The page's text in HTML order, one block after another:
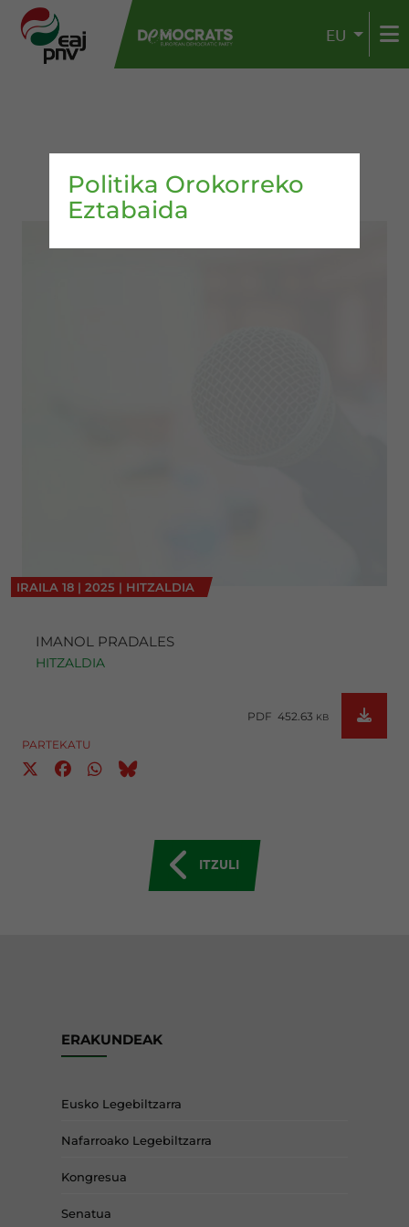
EU
Politika Orokorreko
Eztabaida
IRAILA 18 | 2025 | HITZALDIA
IMANOL PRADALES
HITZALDIA
PDF 452.63 KB
PARTEKATU
ITZULI
ERAKUNDEAK
Eusko Legebiltzarra
Nafarroako Legebiltzarra
Kongresua
Senatua